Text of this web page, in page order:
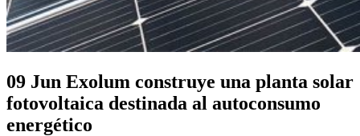
09 Jun Exolum construye una planta solar
fotovoltaica destinada al autoconsumo
energético